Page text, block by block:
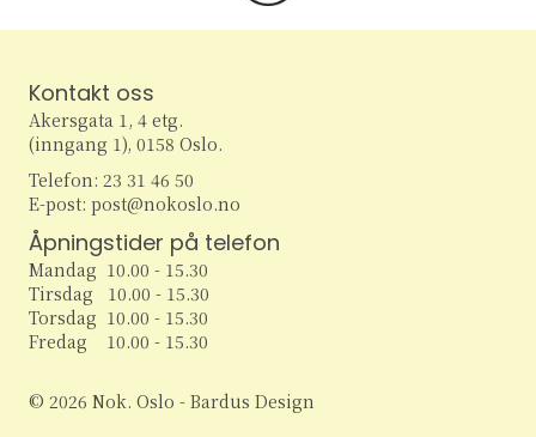
Kontakt oss
Akersgata 1, 4 etg.
(inngang 1), 0158 Oslo.
Telefon: 23 31 46 50
E-post: post@nokoslo.no
Åpningstider på telefon
Mandag 10.00 - 15.30
Tirsdag 10.00 - 15.30
Torsdag 10.00 - 15.30
Fredag 10.00 - 15.30
© 2026 Nok. Oslo - Bardus Design